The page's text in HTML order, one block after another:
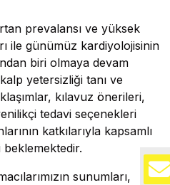
prevalansı ve yüksek
ile günümüz kardiyolojisinin
biri olmaya devam
yetersizliği tanı ve
kılavuz önerileri,
tedavi seçenekleri
katkılarıyla kapsamlı
sunumları,